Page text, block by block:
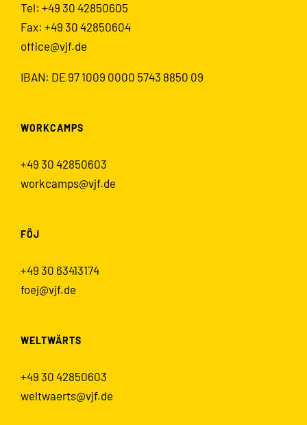
Tel: +49 30 42850605
Fax: +49 30 42850604
office@vjf.de
IBAN: DE 97 1009 0000 5743 8850 09
WORKCAMPS
+49 30 42850603
workcamps@vjf.de
FÖJ
+49 30 63413174
foej@vjf.de
WELTWÄRTS
+49 30 42850603
weltwaerts@vjf.de